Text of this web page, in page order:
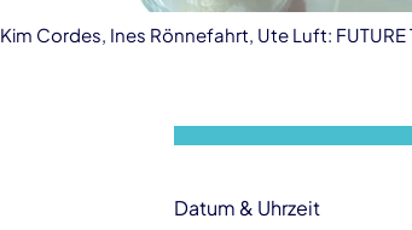
Kim Cordes, Ines Rönnefahrt, Ute Luft: FUTURE
Datum & Uhrzeit